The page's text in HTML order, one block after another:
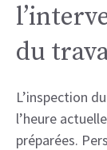
du
L’inspection
l’heure
préparées.